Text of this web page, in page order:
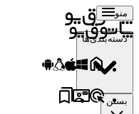
منو
دسته‌بندی‌ها
بستن